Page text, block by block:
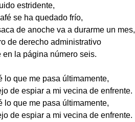
estridente,
se ha quedado frío,
de anoche va a durarme un mes,
de derecho administrativo
en la página número seis.
lo que me pasa últimamente,
de espiar a mi vecina de enfrente.
lo que me pasa últimamente,
de espiar a mi vecina de enfrente.